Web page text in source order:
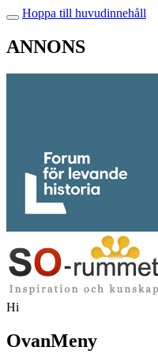
Hoppa till huvudinnehåll
ANNONS
Hi
OvanMeny